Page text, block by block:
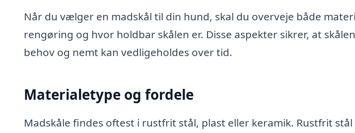
Når du vælger en madskål til din hund, skal du overveje både
rengøring og hvor holdbar skålen er. Disse aspekter sikrer, at
behov og nemt kan vedligeholdes over tid.
Materialetype og fordele
Madskåle findes oftest i rustfrit stål, plast eller keramik. Rustfrit